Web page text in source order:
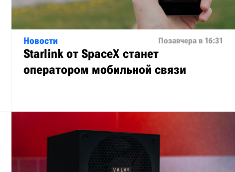
Новости Позавчера в 16:31
Starlink от SpaceX станет
оператором мобильной связи